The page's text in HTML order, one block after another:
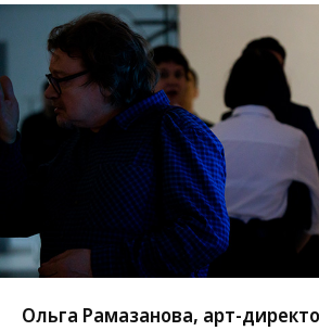
Ольга Рамазанова, арт-